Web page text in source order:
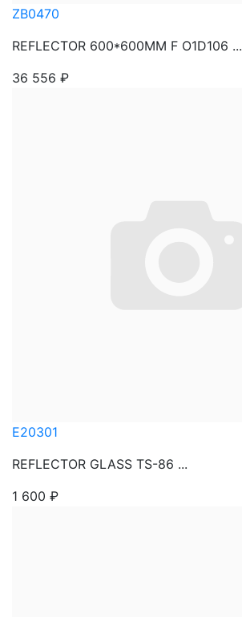
ZB0470
REFLECTOR 600*600MM F O1D106 ...
36 556 ₽
E20301
REFLECTOR GLASS TS-86 ...
1 600 ₽